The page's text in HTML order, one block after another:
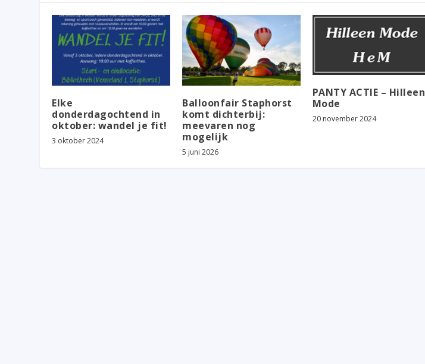
Elke
donderdagochtend in
oktober: wandel je fit!
3 oktober 2024
Balloonfair Staphorst
komt dichterbij:
meevaren nog
mogelijk
5 juni 2026
PANTY ACTIE – Hilleen
Mode
20 november 2024